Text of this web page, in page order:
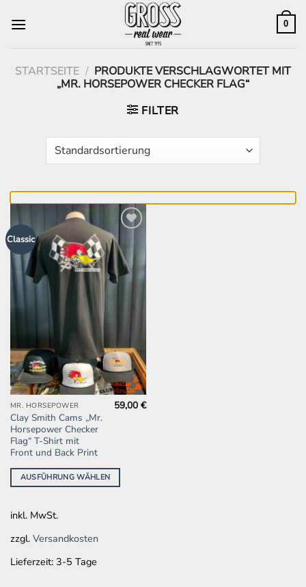
Inhalt
0
STARTSEITE / PRODUKTE VERSCHLAGWORTET MIT
„MR. HORSEPOWER CHECKER FLAG“
FILTER
Classic
Zur
Wunschliste
hinzufügen
MR. HORSEPOWER
Clay Smith Cams „Mr.
Horsepower Checker
Flag“ T-Shirt mit
Front und Back Print
59,00€
AUSFÜHRUNG WÄHLEN
Dieses
Produkt
weist
mehrere
Varianten
auf.
Optionen
können
auf
Produktseite
inkl. MwSt.
zzgl. Versandkosten
Lieferzeit: 3-5 Tage